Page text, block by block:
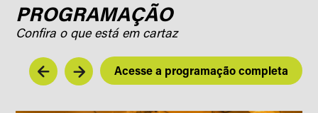
PROGRAMAÇÃO
Confira o que está em cartaz
Acesse a programação completa